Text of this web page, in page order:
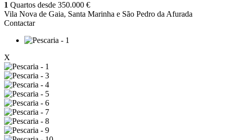
1 Quartos desde 350.000 €
Vila Nova de Gaia, Santa Marinha e São Pedro da Afurada
Contactar
X